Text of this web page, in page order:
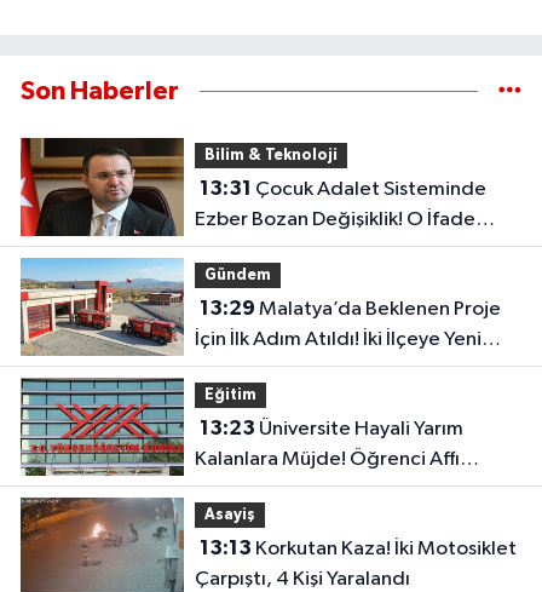
Son Haberler
Bilim & Teknoloji
13:31
Ezber Bozan Değişiklik! O İfade
Artık Tarihe Karışıyor
Gündem
13:29
İçin İlk Adım Atıldı! İki İlçeye Yeni
İtfaiye Binası
Eğitim
13:23
Kalanlara Müjde! Öğrenci Affı
Resmen Başladı
Asayiş
13:13
Çarpıştı, 4 Kişi Yaralandı